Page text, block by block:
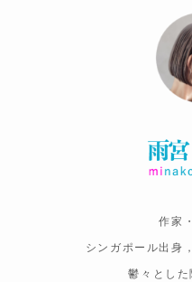
作家
シンガポール出身
鬱々とした